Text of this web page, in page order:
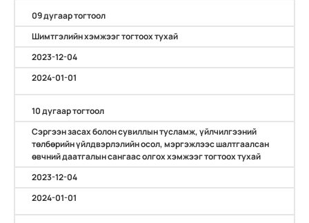
09 дугаар тогтоол
Шимтгэлийн хэмжээг тогтоох тухай
2023-12-04
2024-01-01
10 дугаар тогтоол
Сэргээн засах болон сувиллын тусламж, үйлчилгээний
төлбөрийн үйлдвэрлэлийн осол, мэргэжлээс шалтгаалсан
өвчний даатгалын сангаас олгох хэмжээг тогтоох тухай
2023-12-04
2024-01-01